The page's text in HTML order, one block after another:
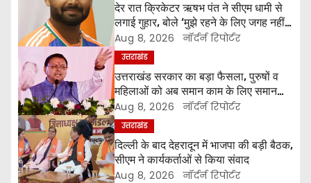
v
i
g
a
t
देर रात क्रिकेटर ऋषभ पंत ने सीएम धामी से
लगाई गुहार, बोले ‘मुझे रहने के लिए जगह नहीं
मिल रही’
Aug 8, 2026 नॉर्दर्न रिपोर्टर
उत्तराखंड
उत्तराखंड सरकार का बड़ा फैसला, पुरुषों व
महिलाओं को अब समान काम के लिए समान
वेतन
Aug 8, 2026 नॉर्दर्न रिपोर्टर
उत्तराखंड
दिल्ली के बाद देहरादून में भाजपा की बड़ी बैठक,
सीएम ने कार्यकर्ताओं से किया संवाद
Aug 8, 2026 नॉर्दर्न रिपोर्टर